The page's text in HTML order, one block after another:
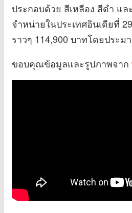
ประกอบด้วย สีเหลือง สีดำ แ
จำหน่ายในประเทศอินเดียที่
ราวๆ 114,900 บาทโดยประม
ขอบคุณข้อมูลและรูปภาพจาก